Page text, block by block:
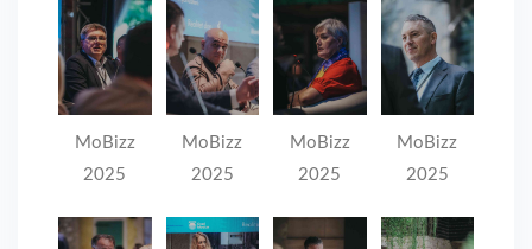
MoBizz
2025
MoBizz
2025
MoBizz
2025
MoBizz
2025